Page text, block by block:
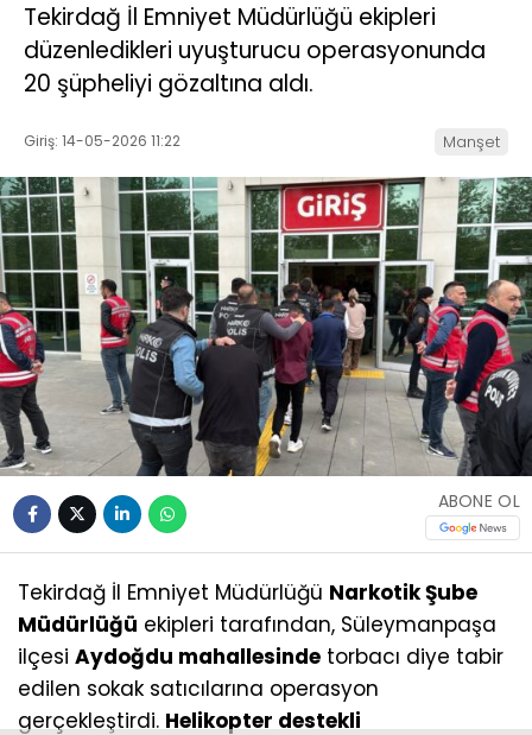
Tekirdağ İl Emniyet Müdürlüğü ekipleri
düzenledikleri uyuşturucu operasyonunda
20 şüpheliyi gözaltına aldı.
Giriş: 14-05-2026 11:22 Manşet
ABONE OL
Tekirdağ İl Emniyet Müdürlüğü Narkotik Şube
Müdürlüğü ekipleri tarafından, Süleymanpaşa
ilçesi Aydoğdu mahallesinde torbacı diye tabir
edilen sokak satıcılarına operasyon
gerçekleştirdi. Helikopter destekli